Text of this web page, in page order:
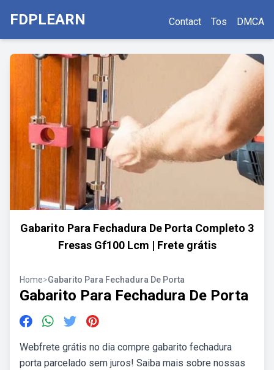
FDPLEARN Contact Tos DMCA
Gabarito Para Fechadura De Porta Completo 3
Fresas Gf100 Lcm | Frete grátis
Home>Gabarito Para Fechadura De Porta
Gabarito Para Fechadura De Porta
Webfrete grátis no dia compre gabarito fechadura
porta parcelado sem juros! Saiba mais sobre nossas